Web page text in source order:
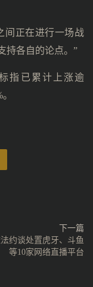
间正在进行一场战
持各自的论点。”
指已累计上涨逾
下一篇
约谈处置虎牙、斗鱼
等10家网络直播平台